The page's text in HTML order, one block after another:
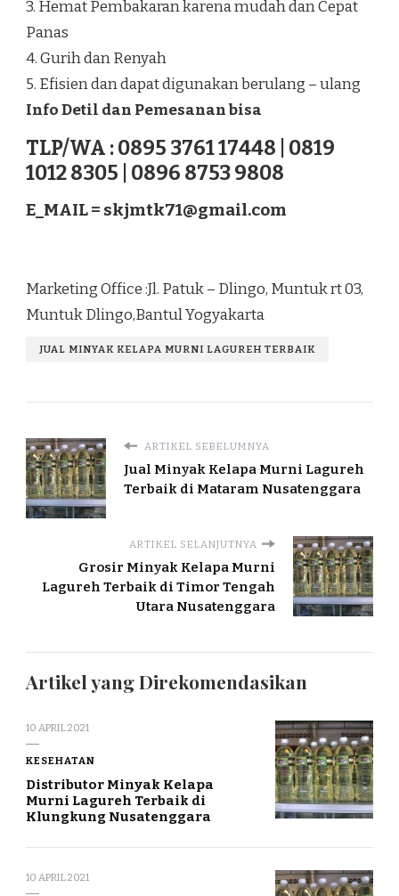
3. Hemat Pembakaran karena mudah dan Cepat
Panas
4. Gurih dan Renyah
5. Efisien dan dapat digunakan berulang – ulang
Info Detil dan Pemesanan bisa
TLP/WA : 0895 3761 17448 | 0819
1012 8305 | 0896 8753 9808
E_MAIL = skjmtk71@gmail.com
Marketing Office :Jl. Patuk – Dlingo, Muntuk rt 03,
Muntuk Dlingo,Bantul Yogyakarta
JUAL MINYAK KELAPA MURNI LAGUREH TERBAIK
ARTIKEL SEBELUMNYA
Jual Minyak Kelapa Murni Lagureh
Terbaik di Mataram Nusatenggara
ARTIKEL SELANJUTNYA
Grosir Minyak Kelapa Murni
Lagureh Terbaik di Timor Tengah
Utara Nusatenggara
Artikel yang Direkomendasikan
10 APRIL 2021
KESEHATAN
Distributor Minyak Kelapa
Murni Lagureh Terbaik di
Klungkung Nusatenggara
10 APRIL 2021